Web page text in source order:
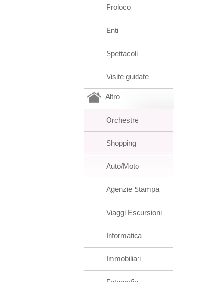
Proloco
Enti
Spettacoli
Visite guidate
Altro
Orchestre
Shopping
Auto/Moto
Agenzie Stampa
Viaggi Escursioni
Informatica
Immobiliari